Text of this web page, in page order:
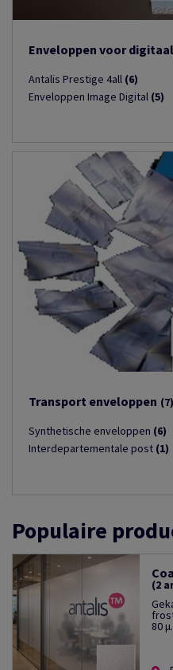
Enveloppen voor
Antalis Prestige 4all (6)
Enveloppen Image Digital (5)
Transport enveloppen (7)
Synthetische enveloppen (6)
Interdepartementale post (1)
Populaire
(2
80